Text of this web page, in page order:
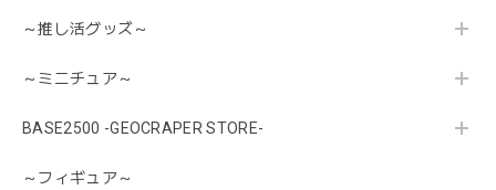
～推し活グッズ～
～ミニチュア～
BASE2500 -GEOCRAPER STORE-
～フィギュア～